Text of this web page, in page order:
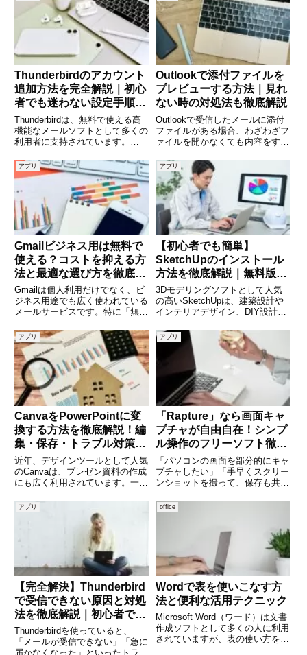
Thunderbirdのアカウント
追加方法を完全解説｜初心
者でも迷わない設定手順と
トラブル対処法
Thunderbirdは、無料で使える高
機能なメールソフトとして多くの
利用者に支持されています。
インのメールなど、さまざまなメ
ールアカウントをまとめて管理で
きるのが大きな魅力です。しか
し、初めてThu
Outlookで添付ファイルを
プレビューする方法｜見れ
ない時の対処法も徹底解説
Outlookで受信したメールに添付
ファイルがある場合、わざわざフ
ァイルを開かなくても内容をすぐ
はとても便利です。Wordや
PDF、画像など多くのファイル形
式に対応しており、効率的にメー
ル処理が行えます。しかし
アプリ
Gmailビジネス用は無料で
使える？コストを抑える方
法と最適な選び方を徹底解
説
Gmailは個人利用だけでなく、ビ
ジネス用途でも広く使われている
メールサービスです。特に「無料
つ方は多く、起業したばかりの方
や副業を始めた方にとっては重要
なポイントとなります。実際に
は、Gmailには無料版と有
アプリ
【初心者でも簡単】
SketchUpのインストール
方法を徹底解説｜無料版・
有料版の違いもわかる
3Dモデリングソフトとして人気
の高いSketchUpは、建築設計や
インテリアデザイン、DIY設計な
す。しかし、初めて導入する方に
とっては「どのバージョンを選べ
ばいいのか」「インストール方法
が分からない」といった悩
アプリ
CanvaをPowerPointに変
換する方法を徹底解説！編
集・保存・トラブル対策ま
で完全ガイド
近年、デザインツールとして人気
のCanvaは、プレゼン資料の作成
にも広く利用されています。一方
PowerPoint形式での提出を求め
られることも多く、「Canvaで作
った資料をPowerPointに変換
アプリ
「Rapture」なら画面キャ
プチャが自由自在！シンプ
ル操作のフリーソフト徹底
解説
「パソコンの画面を部分的にキャ
プチャしたい」「手早くスクリー
ンショットを撮って、保存も共有
ニーズを満たすフリーソフトが
Rapture（ラプチャー）です。本
記事では、Raptureの基本的な機
能や操作方法、他のキ
アプリ
【完全解決】Thunderbird
で受信できない原因と対処
法を徹底解説｜初心者でも
すぐ直せるチェック手順
Thunderbirdを使っていると、
「メールが受信できない」「急に
届かなくなった」といったトラブ
office
Wordで表を使いこなす方
法と便利な活用テクニック
Microsoft Word（ワード）は文書
作成ソフトとして多くの人に利用
されていますが、表の使い方をし